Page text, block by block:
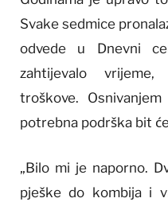
Svake sedmice
odvede u Dnevni
zahtijevalo
troškove.
potrebna podrška bit
„Bilo mi je naporno.
pješke do kombija i